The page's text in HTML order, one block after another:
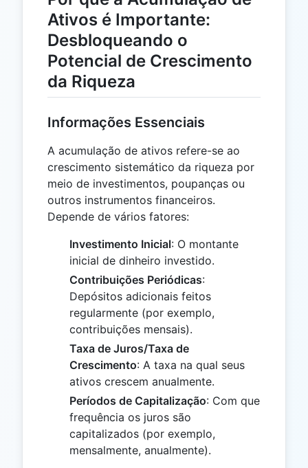
Ativos é Importante:
Desbloqueando o
Potencial de Crescimento
da Riqueza
Informações Essenciais
A acumulação de ativos refere-se ao
crescimento sistemático da riqueza por
meio de investimentos, poupanças ou
outros instrumentos financeiros.
Depende de vários fatores:
Investimento Inicial: O montante
inicial de dinheiro investido.
Contribuições Periódicas:
Depósitos adicionais feitos
regularmente (por exemplo,
contribuições mensais).
Taxa de Juros/Taxa de
Crescimento: A taxa na qual seus
ativos crescem anualmente.
Períodos de Capitalização: Com que
frequência os juros são
capitalizados (por exemplo,
mensalmente, anualmente).